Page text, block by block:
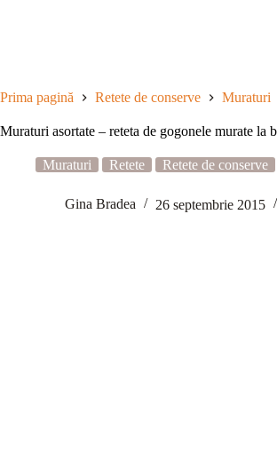
Prima pagină Retete de conserve Muraturi
Muraturi asortate – reteta de gogonele murate la
Muraturi Retete Retete de conserve
Gina Bradea 26 septembrie 2015